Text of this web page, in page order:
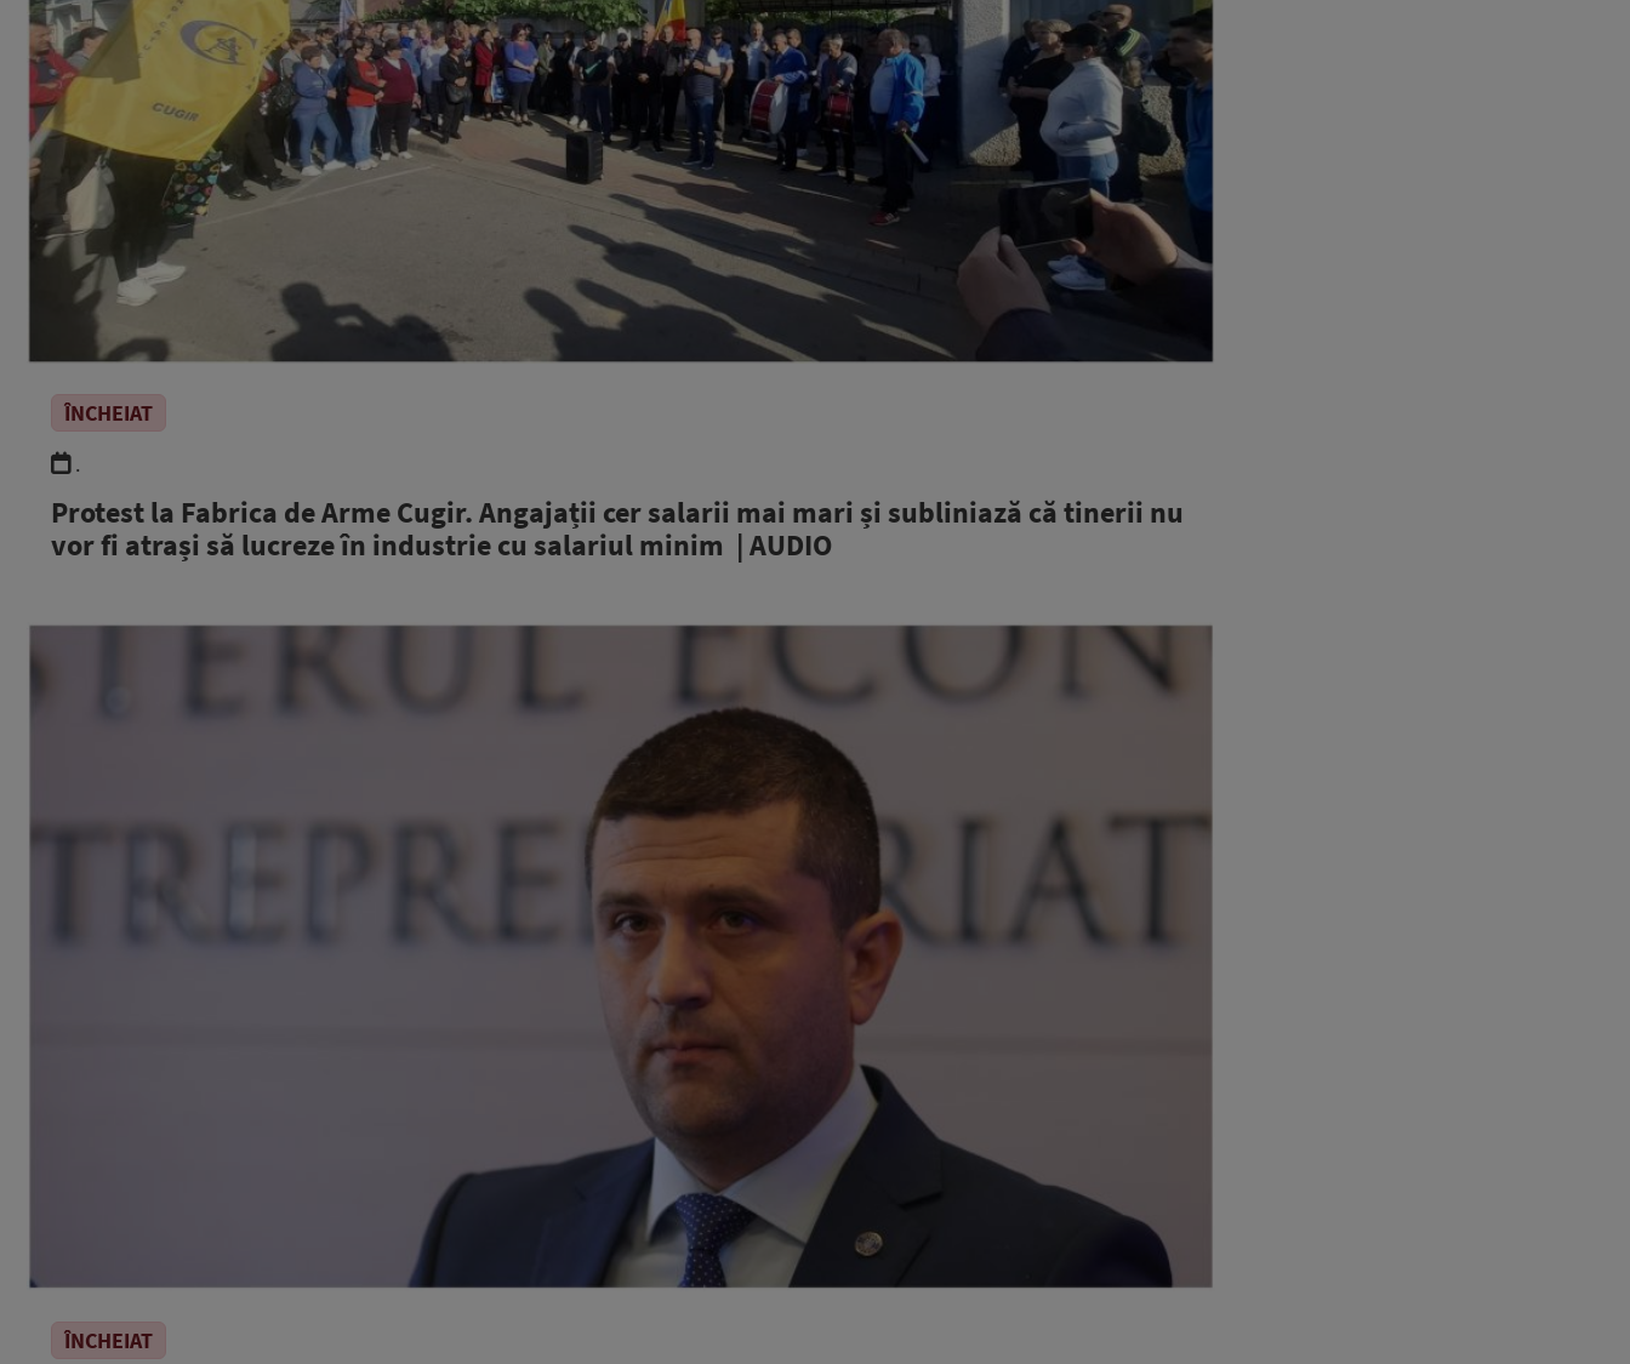
ÎNCHEIAT
.
Protest la Fabrica de Arme Cugir. Angajații cer salarii mai mari și subliniază că tinerii nu
vor fi atrași să lucreze în industrie cu salariul minim | AUDIO
ÎNCHEIAT